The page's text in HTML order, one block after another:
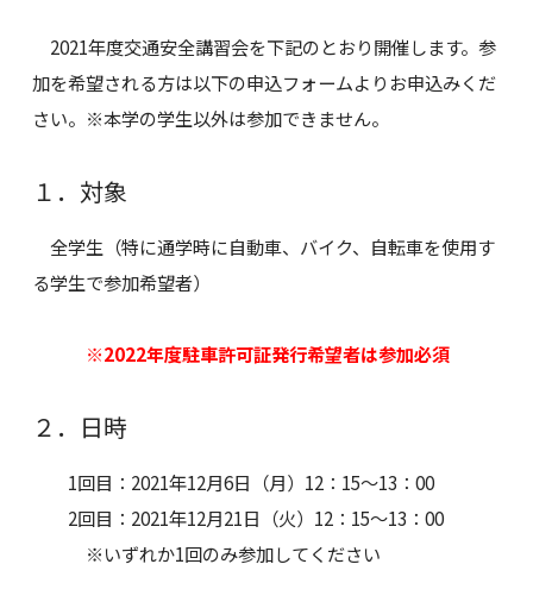
2021年度交通安全講習会を下記のとおり開催します。参
加を希望される方は以下の申込フォームよりお申込みくだ
さい。※本学の学生以外は参加できません。
１．対象
全学生（特に通学時に自動車、バイク、自転車を使用す
る学生で参加希望者）
※2022年度駐車許可証発行希望者は参加必須
２．日時
1回目：2021年12月6日（月）12：15～13：00
2回目：2021年12月21日（火）12：15～13：00
※いずれか1回のみ参加してください